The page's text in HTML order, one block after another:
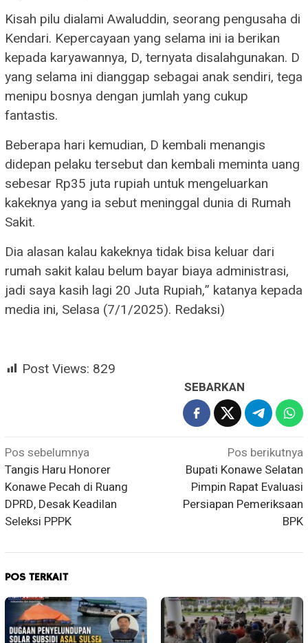
Kisah pilu dialami Awaluddin, seorang pengusaha di
Kendari. Kepercayaan yang selama ini ia berikan
kepada karyawannya, D, ternyata disalahgunakan. D
yang selama ini dianggap sebagai anak sendiri, tega
menipu bosnya dengan jumlah yang cukup
fantastis.
Beberapa hari kemudian, D kembali menangis
didepan pelaku tersebut dan kembali meminta uang
sebesar Rp35 juta rupiah untuk mengeluarkan
kakeknya yang ia sebut meninggal dunia di Rumah
Sakit.
Dia alasan kalau kakeknya tidak bisa keluar dari
rumah sakit kalau belum bayar biaya administrasi,
jadi saya kasih lagi 20 Juta Rupiah,” katanya kepada
media ini, Selasa (7/1/2025). Redaksi)
Post Views: 829
SEBARKAN
Navigasi
pos
Pos sebelumnya
Tangis Haru Honorer
Konawe Pecah di Ruang
DPRD, Desak Keadilan
Seleksi PPPK
Pos berikutnya
Bupati Konawe Selatan
Pimpin Rapat Evaluasi
Persiapan Pemeriksaan
BPK
POS TERKAIT